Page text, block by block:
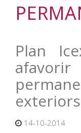
Plan
exteriors
14-10-2014